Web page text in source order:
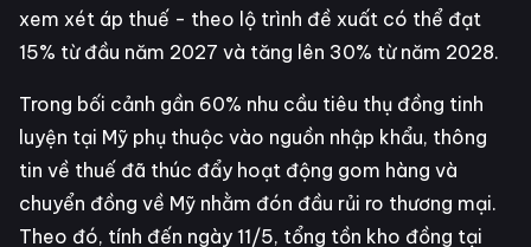
xem xét áp thuế - theo lộ trình đề xuất có thể đạt
15% từ đầu năm 2027 và tăng lên 30% từ năm 2028.
Trong bối cảnh gần 60% nhu cầu tiêu thụ đồng tinh
luyện tại Mỹ phụ thuộc vào nguồn nhập khẩu, thông
tin về thuế đã thúc đẩy hoạt động gom hàng và
chuyển đồng về Mỹ nhằm đón đầu rủi ro thương mại.
Theo đó, tính đến ngày 11/5, tổng tồn kho đồng tại